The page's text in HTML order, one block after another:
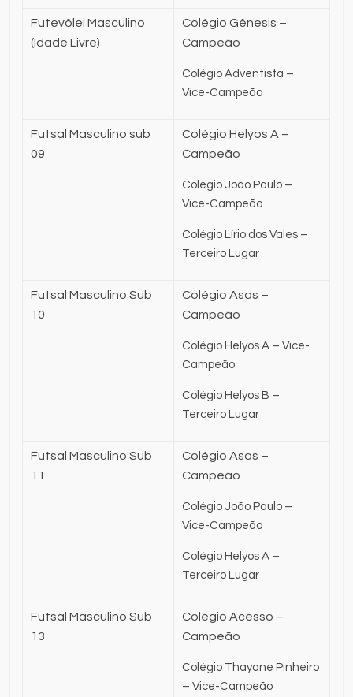
Futevôlei Masculino
(Idade Livre)
Colégio Gênesis –
Campeão
Colégio Adventista –
Vice-Campeão
Futsal Masculino sub
09
Colégio Helyos A –
Campeão
Colégio João Paulo –
Vice-Campeão
Colégio Lírio dos Vales –
Terceiro Lugar
Futsal Masculino Sub
10
Colégio Asas –
Campeão
Colégio Helyos A – Vice-
Campeão
Colégio Helyos B –
Terceiro Lugar
Futsal Masculino Sub
11
Colégio Asas –
Campeão
Colégio João Paulo –
Vice-Campeão
Colégio Helyos A –
Terceiro Lugar
Futsal Masculino Sub
13
Colégio Acesso –
Campeão
Colégio Thayane Pinheiro
– Vice-Campeão